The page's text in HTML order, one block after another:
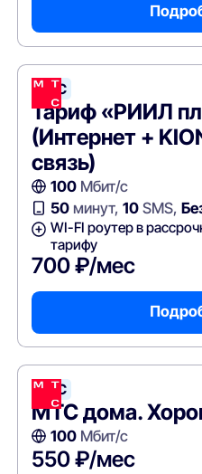
МТС
Тариф «РИИЛ
(Интернет +
связь)
100Мбит/с
50минут, 10SMS,
WI-FI роутер в
тарифу
700 ₽/мес
МТС
МТС дома.
100Мбит/с
550 ₽/мес